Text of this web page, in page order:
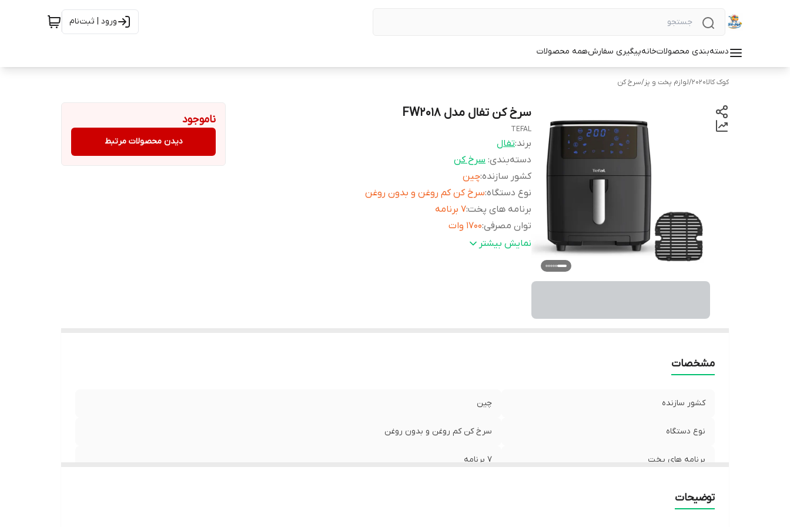
ورود | ثبت‌نام
دسته‌بندی محصولاتخانهپیگیری سفارشهمه محصولات
کوک کالا2020 /لوازم پخت و پز/سرخ کن
سرخ کن تفال مدل FW2018
TEFAL
برند:تفال
دسته‌بندی: سرخ کن
کشور سازنده:چین
نوع دستگاه:سرخ کن کم روغن و بدون روغن
برنامه های پخت:۷ برنامه
توان مصرفی:۱۷۰۰ وات
قابلیت تنظیم دما
نمایش بیشتر
ناموجود
دیدن محصولات مرتبط
مشخصات
کشور سازنده چین
نوع دستگاه سرخ کن کم روغن و بدون روغن
برنامه های پخت ۷ برنامه
توضیحات